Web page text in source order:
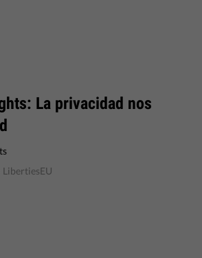
La privacidad nos
LibertiesEU